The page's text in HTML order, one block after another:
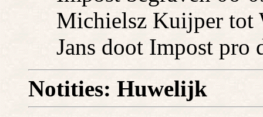
Michielsz Kuijper tot
Jans doot Impost pro
Notities: Huwelijk